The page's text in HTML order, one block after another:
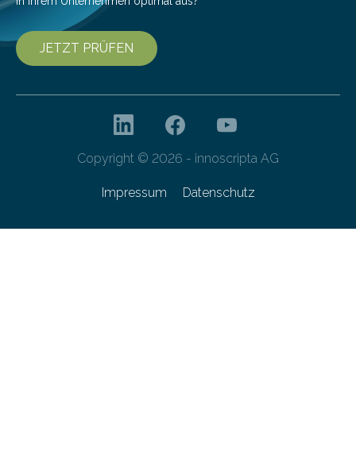
JETZT PRÜFEN
Copyright © 2026 - innoscripta AG
Impressum Datenschutz